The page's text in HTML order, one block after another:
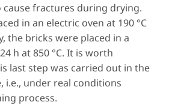
fractures during drying.
in an electric oven at 190 °C
the bricks were placed in a
h at 850 °C. It is worth
last step was carried out in the
i.e., under real conditions
process.